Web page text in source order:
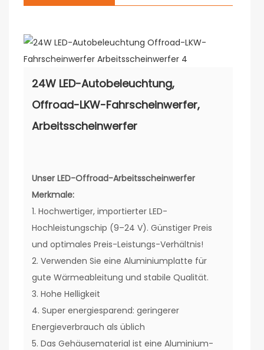
24W LED-Autobeleuchtung,
Offroad-LKW-Fahrscheinwerfer,
Arbeitsscheinwerfer
Unser LED-Offroad-Arbeitsscheinwerfer
Merkmale:
1. Hochwertiger, importierter LED-
Hochleistungschip (9–24 V). Günstiger Preis
und optimales Preis-Leistungs-Verhältnis!
2. Verwenden Sie eine Aluminiumplatte für
gute Wärmeableitung und stabile Qualität.
3. Hohe Helligkeit
4. Super energiesparend: geringerer
Energieverbrauch als üblich
5. Das Gehäusematerial ist eine Aluminium-